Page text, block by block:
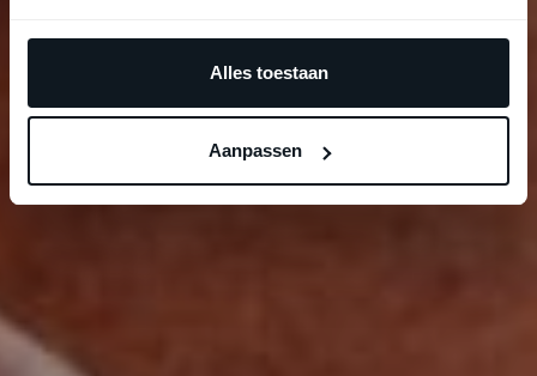
Alles toestaan
Aanpassen